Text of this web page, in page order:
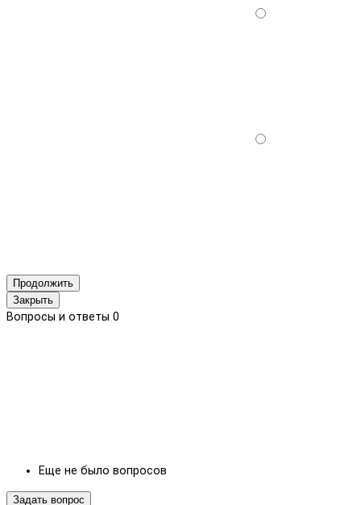
Продолжить
Закрыть
Вопросы и ответы 0
Еще не было вопросов
Задать вопрос